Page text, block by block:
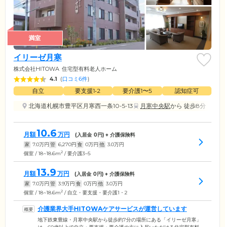
満室
イリーゼ月寒
株式会社HITOWA 住宅型有料老人ホーム
4.1 (口コミ6件)
自立 要支援1•2 要介護1〜5
認知症可
北海道札幌市豊平区月寒西一条10-5-13
月寒中央駅から 徒歩8分
月額10.6 万円 (入居金 0円) + 介護保険料
家 7.0万円 管 6,270円 食 0万円 他 3.0万円
個室 / 18~18.6m2 / 要介護3~5
月額13.9 万円 (入居金 0円) + 介護保険料
家 7.0万円 管 3.9万円 食 0万円 他 3.0万円
個室 / 18~18.6m2 / 自立・要支援・要介護1・2
介護業界大手HITOWAケアサービスが運営しています
地下鉄東豊線・月寒中央駅から徒歩約7分の場所にある「イリーゼ月寒」